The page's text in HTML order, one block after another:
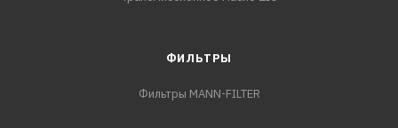
ФИЛЬТРЫ
Фильтры MANN-FILTER